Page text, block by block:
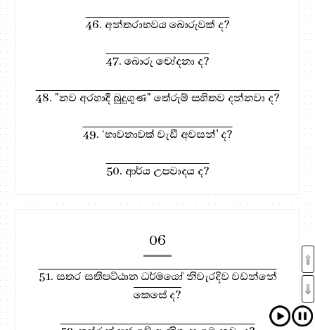
46. අන්තරාභවය බොරුවක් ද?
47. බොරු චෝදනා ද?
48. "නව අරහාදී බුදුගුණ" තේරුම් සහිතව දන්නවා ද?
49. ‘භාවනාවක් වැඩී අවසන්' ද?
50. ආර්ය උපවාදය ද?
06
51. සතර සතිපට්ඨාන ධර්මයෝ නිවැරදිව වඩන්නේ
කෙසේ ද?